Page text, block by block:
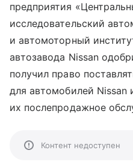
предприятия
исследовательский
и автомоторный
автозавода Nissan
получил право
для автомобилей Nissan
их послепродажное
Контент недоступен